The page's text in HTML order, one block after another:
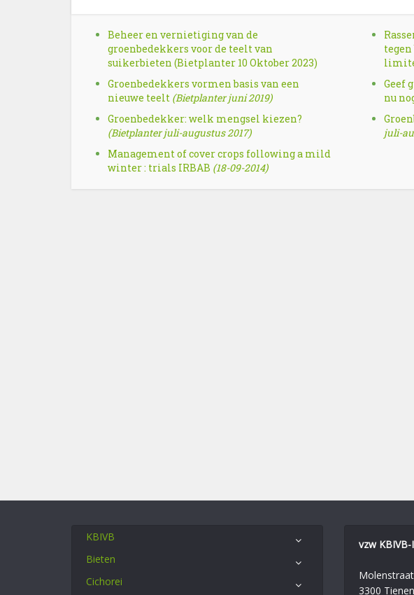
Beheer en vernietiging van de
groenbedekkers voor de teelt van
suikerbieten (Bietplanter 10 Oktober 2023)
Groenbedekkers vormen basis van een
nieuwe teelt (Bietplanter juni 2019)
Geef
nu
Groenbedekker: welk mengsel kiezen?
(Bietplanter juli-augustus 2017)
juli-
Management of cover crops following a mild
winter : trials IRBAB (18-09-2014)
KBIVB
Bieten
Cichorei
vzw
3300